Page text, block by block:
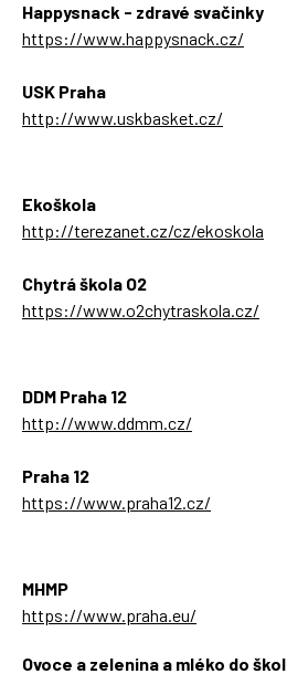
Happysnack - zdravé svačinky
https://www.happysnack.cz/
USK Praha
http://www.uskbasket.cz/
Ekoškola
http://terezanet.cz/cz/ekoskola
Chytrá škola O2
https://www.o2chytraskola.cz/
DDM Praha 12
http://www.ddmm.cz/
Praha 12
https://www.praha12.cz/
MHMP
https://www.praha.eu/
Ovoce a zelenina a mléko do škol